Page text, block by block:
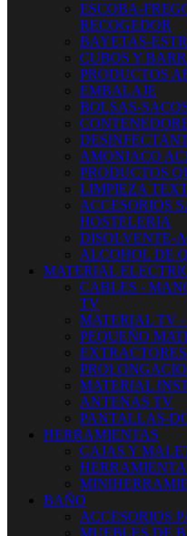
ESCOBA-
RECOGEDOR
BAYETAS-
CUBOS Y
PRODUCTOS
EMBALAJE
BOLSAS-
AMONIACO
PRODUCTOS
LIMPIEZA
ACCESORIOS
HOSTELERIA
DISOLVENTE-
ALCOHOL DE
MATERIAL
CABLES -
TV
MATERIAL TV
PEQUEÑO
EXTRACTORES
MATERIAL
ANTENAS TV
PANTALLAS-
HERRAMIENTAS
CAJAS Y
BAÑO
ACCESORIOS
MUEBLES DE